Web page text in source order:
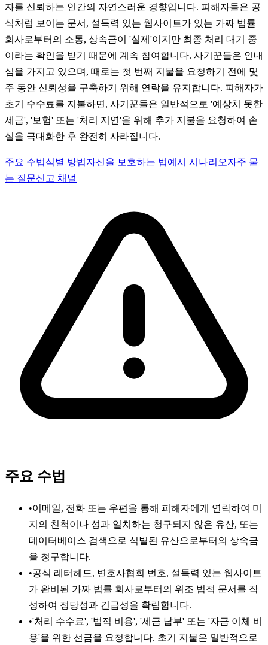
자를 신뢰하는 인간의 자연스러운 경향입니다. 피해자들은 공
식처럼 보이는 문서, 설득력 있는 웹사이트가 있는 가짜 법률
회사로부터의 소통, 상속금이 '실제'이지만 최종 처리 대기 중
이라는 확인을 받기 때문에 계속 참여합니다. 사기꾼들은 인내
심을 가지고 있으며, 때로는 첫 번째 지불을 요청하기 전에 몇
주 동안 신뢰성을 구축하기 위해 연락을 유지합니다. 피해자가
초기 수수료를 지불하면, 사기꾼들은 일반적으로 '예상치 못한
세금', '보험' 또는 '처리 지연'을 위해 추가 지불을 요청하여 손
실을 극대화한 후 완전히 사라집니다.
주요 수법식별 방법자신을 보호하는 법예시 시나리오자주 묻
는 질문신고 채널
주요 수법
•이메일, 전화 또는 우편을 통해 피해자에게 연락하여 미
지의 친척이나 성과 일치하는 청구되지 않은 유산, 또는
데이터베이스 검색으로 식별된 유산으로부터의 상속금
을 청구합니다.
•공식 레터헤드, 변호사협회 번호, 설득력 있는 웹사이트
가 완비된 가짜 법률 회사로부터의 위조 법적 문서를 작
성하여 정당성과 긴급성을 확립합니다.
•'처리 수수료', '법적 비용', '세금 납부' 또는 '자금 이체 비
용'을 위한 선금을 요청합니다. 초기 지불은 일반적으로